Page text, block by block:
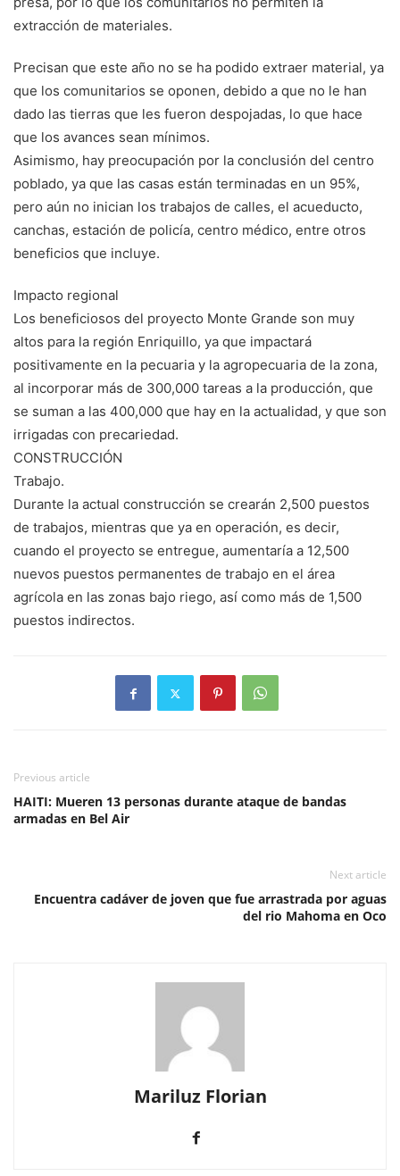
extracción de materiales.
Precisan que este año no se ha podido extraer ma­terial, ya
que los comuni­tarios se oponen, debido a que no le han
dado las tie­rras que les fueron despo­jadas, lo que hace
que los avances sean mínimos.
Asimismo, hay preocu­pación por la conclusión del centro
poblado, ya que las casas están terminadas en un 95%,
pero aún no inician los trabajos de ca­lles, el acueducto,
canchas, estación de policía, centro médico, entre otros
benefi­cios que incluye.
Impacto regional
Los beneficiosos del pro­yecto Monte Grande son muy
altos para la región Enriquillo, ya que impacta­rá
positivamente en la pe­cuaria y la agropecuaria de la zona,
al incorporar más de 300,000 tareas a la pro­ducción, que
se suman a las 400,000 que hay en la actualidad, y que son
irri­gadas con precariedad.
CONSTRUCCIÓN
Trabajo.
Durante la actual cons­trucción se crearán 2,500 puestos
de tra­bajos, mientras que ya en operación, es decir,
cuando el proyecto se entregue, aumentaría a 12,500
nuevos puestos permanentes de trabajo en el área
agrícola en las zonas bajo riego, así co­mo más de 1,500
pues­tos indirectos.
Previous article
HAITI: Mueren 13 personas durante ataque de bandas
armadas en Bel Air
Next article
Encuentra cadáver de joven que fue arrastrada por aguas
del rio Mahoma en Oco
Mariluz Florian